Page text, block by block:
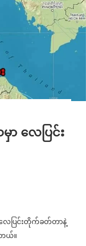
ာ လေပြင်း
ေပြင်းတိုက်ခတ်တာနဲ့
တယ်။